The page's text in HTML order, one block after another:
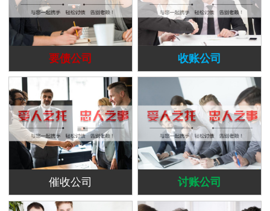
要债公司 收账公司
催收公司 讨账公司